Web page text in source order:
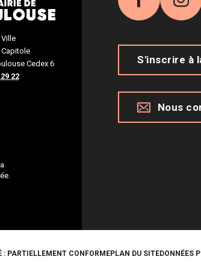
Cedex 6
22
S'inscrire à
Nous
PARTIELLEMENT CONFORMEPLAN DU SITEDONNÉES